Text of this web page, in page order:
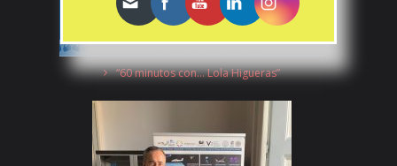
“60 minutos con… Lola Higueras”